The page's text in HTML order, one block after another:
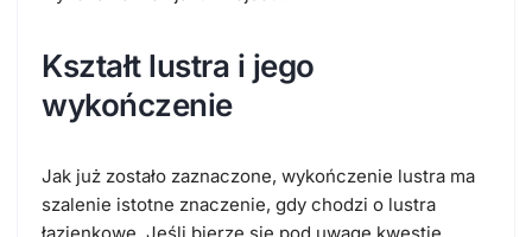
Kształt lustra i jego
wykończenie
Jak już zostało zaznaczone, wykończenie lustra ma
szalenie istotne znaczenie, gdy chodzi o lustra